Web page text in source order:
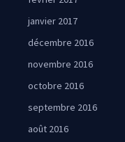
janvier 2017
décembre 2016
novembre 2016
octobre 2016
septembre 2016
août 2016